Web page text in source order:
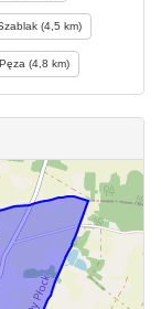
(4,5 km)
(4,8 km)